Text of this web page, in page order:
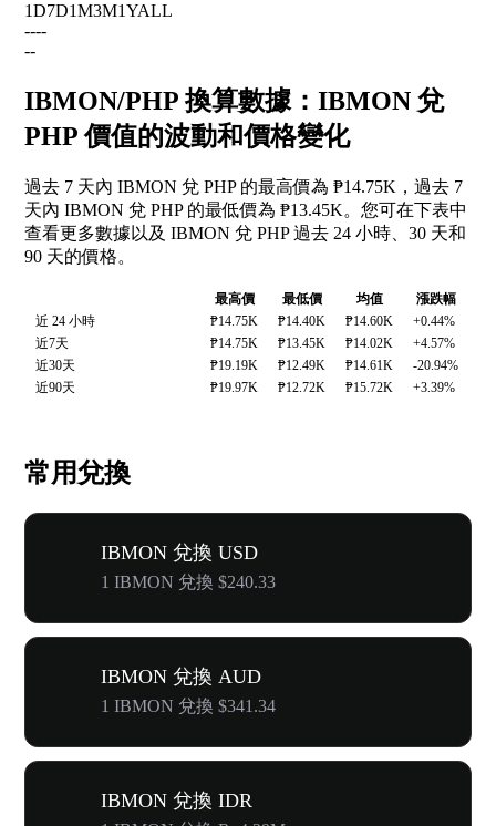
1D7D1M3M1YALL
----
--
IBMON/PHP 換算數據：IBMON 兌
PHP 價值的波動和價格變化
過去 7 天內 IBMON 兌 PHP 的最高價為 ₱14.75K，過去 7
天內 IBMON 兌 PHP 的最低價為 ₱13.45K。您可在下表中
查看更多數據以及 IBMON 兌 PHP 過去 24 小時、30 天和
90 天的價格。
最高價 最低價 均值
漲跌幅
近 24 小時
₱14.75K ₱14.40K ₱14.60K
+0.44%
近7天
₱14.75K ₱13.45K ₱14.02K
+4.57%
近30天
₱19.19K ₱12.49K ₱14.61K
-20.94%
近90天
₱19.97K ₱12.72K ₱15.72K +3.39%
常用兌換
IBMON 兌換 USD
1 IBMON 兌換 $240.33
IBMON 兌換 AUD
1 IBMON 兌換 $341.34
IBMON 兌換 IDR